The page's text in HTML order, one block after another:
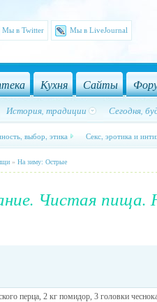
Мы в Twitter Мы в LiveJournal
Кухня Сайты
История, традиции Сегодня,
выбор, этика Секс, эротика и
» На зиму: Острые
Чистая
перца, 2 кг помидор, 3 головки